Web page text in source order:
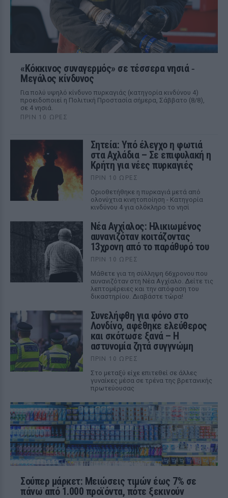
«Κόκκινος συναγερμός» σε τέσσερα νησιά ‑
Μεγάλος κίνδυνος
Για πολύ υψηλό κίνδυνο πυρκαγιάς (κατηγορία κινδύνου 4)
προειδοποιεί η Πολιτική Προστασία σήμερα, Σάββατο (8/8),
σε 4 νησιά.
ΠΡΙΝ 10 ΏΡΕΣ
Σητεία: Υπό έλεγχο η φωτιά
στα Αχλάδια – Σε επιφυλακή η
Κρήτη για νέες πυρκαγιές
ΠΡΙΝ 10 ΏΡΕΣ
Οριοθετήθηκε η πυρκαγιά μετά από
ολονύχτια κινητοποίηση - Κατηγορία
κινδύνου 4 για ολόκληρο το νησί
Νέα Αγχίαλος: Ηλικιωμένος
αυνανιζόταν κοιτάζοντας
13χρονη από το παράθυρό του
ΠΡΙΝ 10 ΏΡΕΣ
Μάθετε για τη σύλληψη 66χρονου που
αυνανιζόταν στη Νέα Αγχίαλο. Δείτε τις
λεπτομέρειες και την απόφαση του
δικαστηρίου. Διαβάστε τώρα!
Συνελήφθη για φόνο στο
Λονδίνο, αφέθηκε ελεύθερος
και σκότωσε ξανά – Η
αστυνομία ζητά συγγνώμη
ΠΡΙΝ 10 ΏΡΕΣ
Στο μεταξύ είχε επιτεθεί σε άλλες
γυναίκες μέσα σε τρένα της βρετανικής
πρωτεύουσας
Σούπερ μάρκετ: Μειώσεις τιμών έως 7% σε
πάνω από 1.000 προϊόντα, πότε ξεκινούν